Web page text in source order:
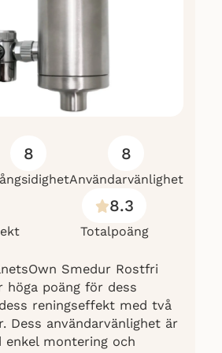
8 8
Användarvänlighet
8.3
Totalpoäng
Smedur Rostfri
höga poäng för dess
reningseffekt med två
Dess användarvänlighet är
enkel montering och